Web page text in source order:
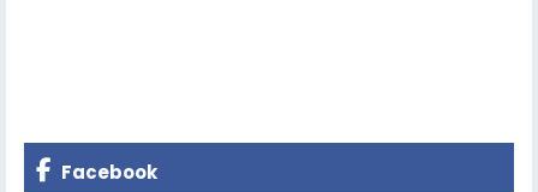
Facebook